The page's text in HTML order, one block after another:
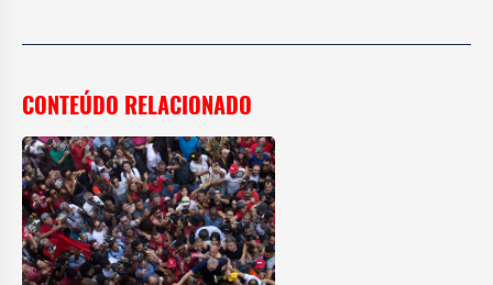
CONTEÚDO RELACIONADO